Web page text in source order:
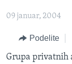
Idi
pretragu
GLOBALNE
EKONOMIJA
NAUKA I
IZ AMERIKE
Learning English
PRATITE NAS
09 januar, 2004
Podelite
Grupa privatnih